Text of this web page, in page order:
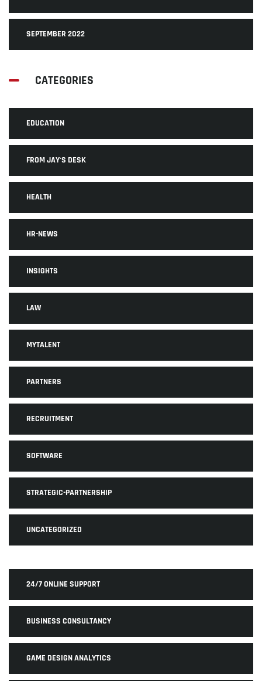
SEPTEMBER 2022
CATEGORIES
EDUCATION
FROM JAY'S DESK
HEALTH
HR-NEWS
INSIGHTS
LAW
MYTALENT
PARTNERS
RECRUITMENT
SOFTWARE
STRATEGIC-PARTNERSHIP
UNCATEGORIZED
24/7 ONLINE SUPPORT
BUSINESS CONSULTANCY
GAME DESIGN ANALYTICS